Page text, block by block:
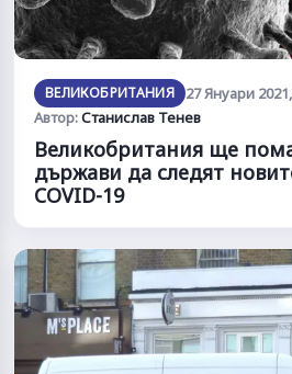
ВЕЛИКОБРИТАНИЯ
27 Януари
Автор:Станислав Тенев
Великобритания ще
държави да следят
COVID-19